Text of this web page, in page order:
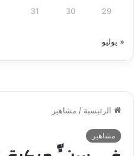
29
30
31
« يوليو